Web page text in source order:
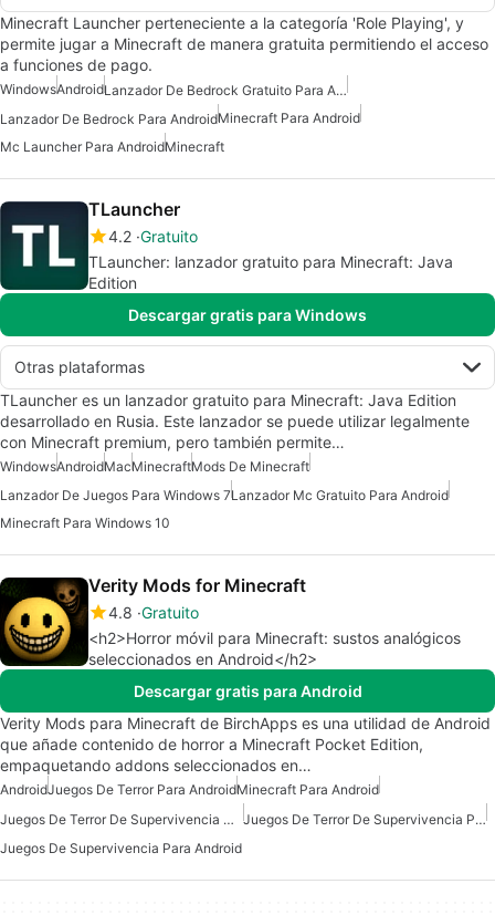
Minecraft Launcher perteneciente a la categoría 'Role Playing', y
permite jugar a Minecraft de manera gratuita permitiendo el acceso
a funciones de pago.
WindowsAndroid
Lanzador De Bedrock Gratuito Para Android
Lanzador De Bedrock Para AndroidMinecraft Para Android
Mc Launcher Para AndroidMinecraft
TLauncher
4.2 Gratuito
TLauncher: lanzador gratuito para Minecraft: Java
Edition
Descargar gratis para Windows
Otras plataformas
TLauncher es un lanzador gratuito para Minecraft: Java Edition
desarrollado en Rusia. Este lanzador se puede utilizar legalmente
con Minecraft premium, pero también permite…
WindowsAndroidMacMinecraftMods De Minecraft
Lanzador De Juegos Para Windows 7Lanzador Mc Gratuito Para Android
Minecraft Para Windows 10
Verity Mods for Minecraft
4.8 Gratuito
<h2>Horror móvil para Minecraft: sustos analógicos
seleccionados en Android</h2>
Descargar gratis para Android
Verity Mods para Minecraft de BirchApps es una utilidad de Android
que añade contenido de horror a Minecraft Pocket Edition,
empaquetando addons seleccionados en…
AndroidJuegos De Terror Para AndroidMinecraft Para Android
Juegos De Terror De Supervivencia Gratuitos Para Android
Juegos De Terror De Supervivencia Para Android
Juegos De Supervivencia Para Android